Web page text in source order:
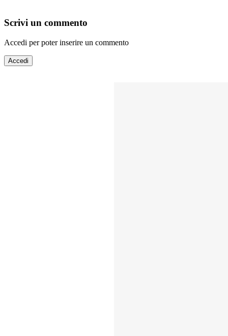
Scrivi un commento
Accedi per poter inserire un commento
Accedi